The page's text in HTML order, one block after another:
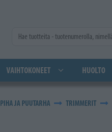
VAIHTOKONEET HUOLTO
PIHA JA PUUTARHA TRIMMERIT